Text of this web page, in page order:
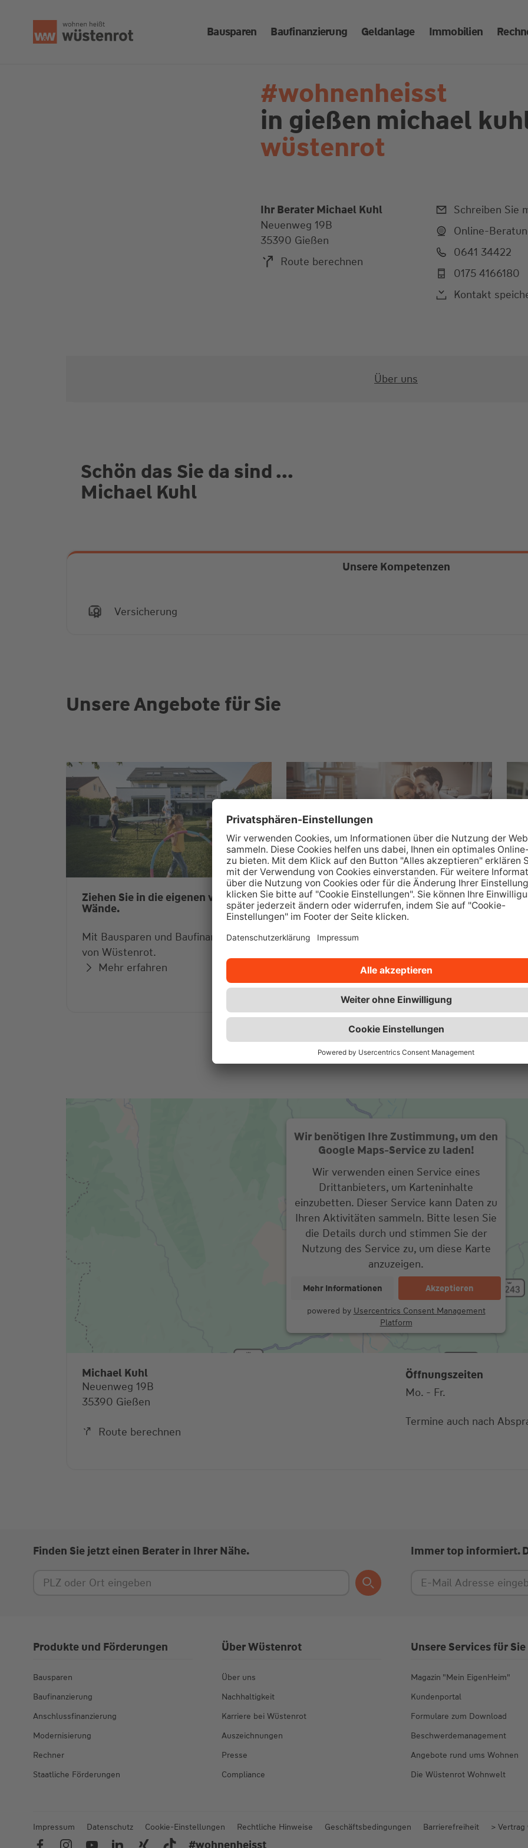
Bausparen Baufinanzierung Geldanlage Immobilien
#wohnenheisst
in gießen michael
wüstenrot
Ihr Berater Michael Kuhl
Neuenweg 19B
35390 Gießen
Route berechnen
Schreiben Sie
Online-
0641 34422
0175 4166180
Kontakt
Über uns
Schön das Sie da sind ...
Michael Kuhl
Unsere Kompetenzen
Versicherung
Unsere Angebote für Sie
Ziehen Sie in die eigenen vier
Wände.
Mit Bausparen und Baufinanzierung
von Wüstenrot.
Mehr erfahren
Wüstenrot Wohnwelt
sowie interessante Ratgeber und
Beiträge.
Zur Wüstenrot Wohnwelt
Wir benötigen Ihre Zustimmung, um den
Google Maps-Service zu laden!
Wir verwenden einen Service eines
Drittanbieters, um Karteninhalte
einzubetten. Dieser Service kann Daten zu
Ihren Aktivitäten sammeln. Bitte lesen Sie
die Details durch und stimmen Sie der
Nutzung des Service zu, um diese Karte
anzuzeigen.
Mehr Informationen Akzeptieren
powered by Usercentrics Consent Management
Platform
Michael Kuhl
Neuenweg 19B
35390 Gießen
Route berechnen
Öffnungszeiten
Mo. - Fr.
Termine auch nach
Finden Sie jetzt einen Berater in Ihrer Nähe. Immer top informiert.
Produkte und Förderungen
Bausparen
Baufinanzierung
Anschlussfinanzierung
Modernisierung
Rechner
Staatliche Förderungen
Über Wüstenrot
Über uns
Nachhaltigkeit
Karriere bei Wüstenrot
Auszeichnungen
Presse
Compliance
Unsere Services für Sie
Magazin "Mein EigenHeim"
Kundenportal
Formulare zum Download
Beschwerdemanagement
Angebote rund ums Wohnen
Die Wüstenrot Wohnwelt
Impressum Datenschutz Cookie-Einstellungen Rechtliche Hinweise Geschäftsbedingungen Barrierefreiheit >